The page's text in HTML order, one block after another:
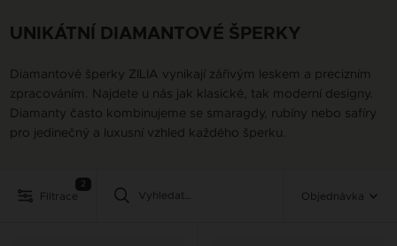
UNIKÁTNÍ DIAMANTOVÉ ŠPERKY
Diamantové šperky ZILIA vynikají zářivým leskem a precizním
zpracováním. Najdete u nás jak klasické, tak moderní designy.
Diamanty často kombinujeme se smaragdy, rubíny nebo safíry
pro jedinečný a luxusní vzhled každého šperku.
Filtrace
2
Objednávka